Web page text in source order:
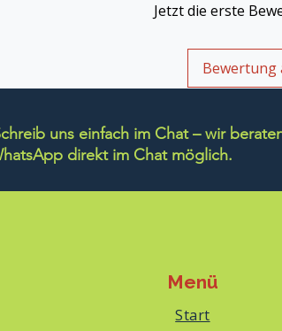
Jetzt die erste
Bewertung
uns einfach im Chat – wir
direkt im Chat möglich.
Menü
Start